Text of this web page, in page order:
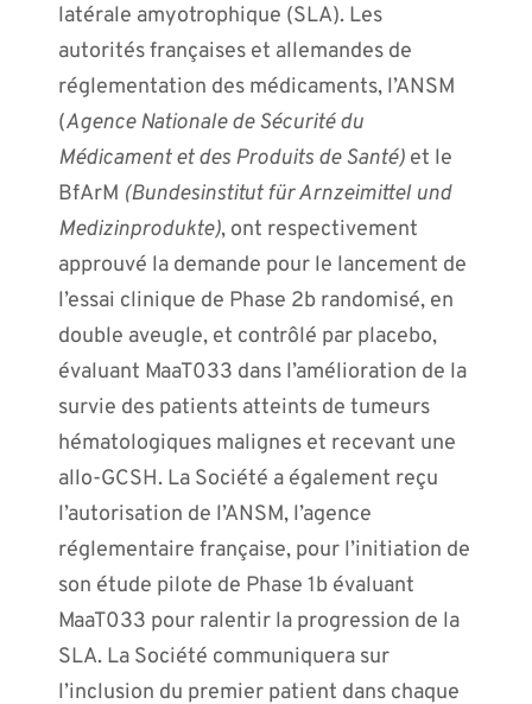
latérale amyotrophique (SLA). Les
autorités françaises et allemandes de
réglementation des médicaments, l’ANSM
(Agence Nationale de Sécurité du
Médicament et des Produits de Santé) et le
BfArM (Bundesinstitut für Arnzeimittel und
Medizinprodukte), ont respectivement
approuvé la demande pour le lancement de
l’essai clinique de Phase 2b randomisé, en
double aveugle, et contrôlé par placebo,
évaluant MaaT033 dans l’amélioration de la
survie des patients atteints de tumeurs
hématologiques malignes et recevant une
allo-GCSH. La Société a également reçu
l’autorisation de l’ANSM, l’agence
réglementaire française, pour l’initiation de
son étude pilote de Phase 1b évaluant
MaaT033 pour ralentir la progression de la
SLA. La Société communiquera sur
l’inclusion du premier patient dans chaque